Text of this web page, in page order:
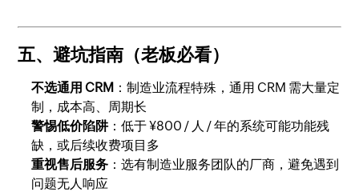
五、避坑指南（老板必看）
不选通用 CRM ：制造业流程特殊，通用 CRM 需大量定
制，成本高、周期长
警惕低价陷阱：低于 ¥800 / 人 / 年的系统可能功能残
缺，或后续收费项目多
重视售后服务 ：选有制造业服务团队的厂商，避免遇到
问题无人响应